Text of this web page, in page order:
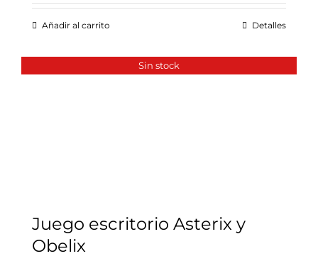
Añadir al carrito Detalles
Sin stock
Juego escritorio Asterix y
Obelix